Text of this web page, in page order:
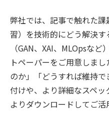
弊社では、記事で触れた
習）を技術的にどう解決
（GAN、XAI、MLOpsな
トペーパーをご用意しま
のか」「どうすれば維持
付けや、より詳細なスペ
よりダウンロードしてご活